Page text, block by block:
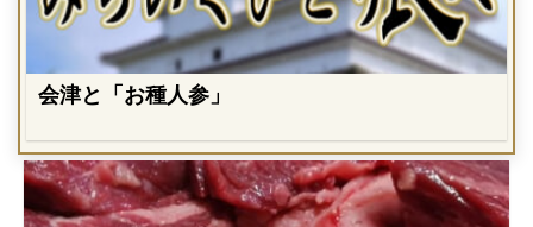
会津と「お種人参」